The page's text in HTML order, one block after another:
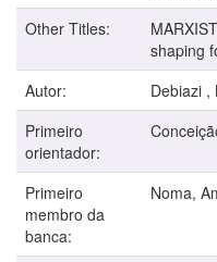
Other Titles:
shaping
Autor:
Debiazi ,
Primeiro
orientador:
Primeiro
membro da
banca:
Noma,